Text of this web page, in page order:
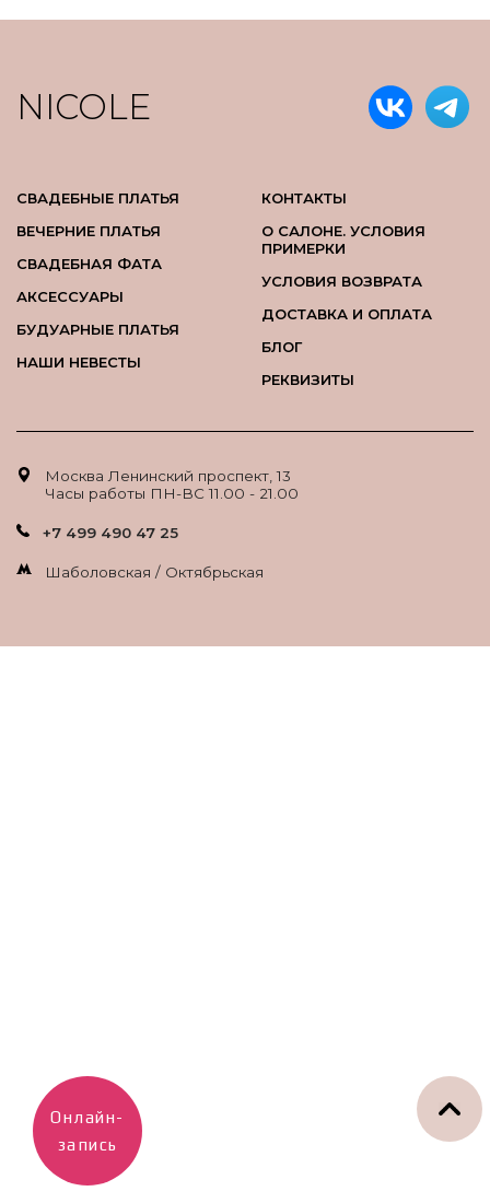
NICOLE
СВАДЕБНЫЕ ПЛАТЬЯ
ВЕЧЕРНИЕ ПЛАТЬЯ
СВАДЕБНАЯ ФАТА
АКСЕССУАРЫ
БУДУАРНЫЕ ПЛАТЬЯ
НАШИ НЕВЕСТЫ
КОНТАКТЫ
О САЛОНЕ. УСЛОВИЯ
ПРИМЕРКИ
УСЛОВИЯ ВОЗВРАТА
ДОСТАВКА И ОПЛАТА
БЛОГ
РЕКВИЗИТЫ
Москва Ленинский проспект, 13
Часы работы ПН-ВС 11.00 - 21.00
+7 499 490 47 25
Шаболовская / Октябрьская
Онлайн-
запись